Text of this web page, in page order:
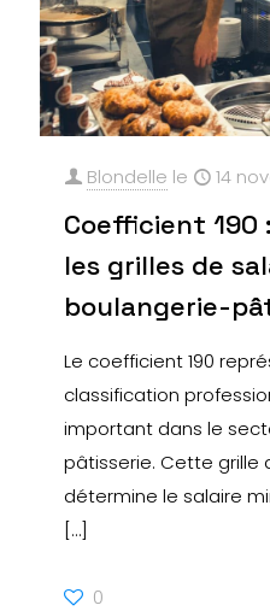
Blondelle le 14
Coefficient 190
les grilles de
boulangerie-
Le coefficient 190
classification
important dans le
pâtisserie. Cette grille
détermine le salaire
[…]
0